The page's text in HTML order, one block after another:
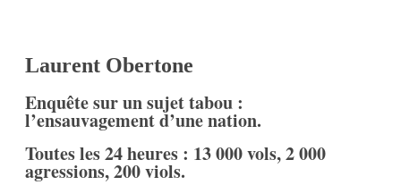
Laurent Obertone
Enquête sur un sujet tabou :
l’ensauvagement d’une nation.
Toutes les 24 heures : 13 000 vols, 2 000
agressions, 200 viols.